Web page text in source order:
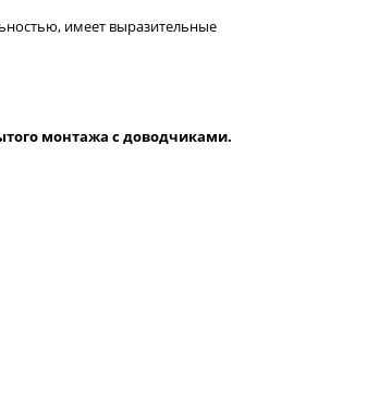
имеет выразительные
монтажа с доводчиками.